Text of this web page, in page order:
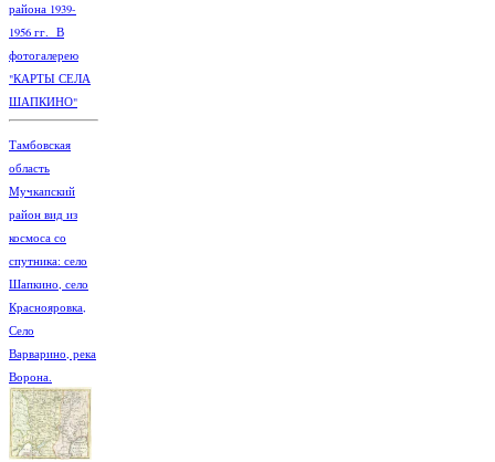
района 1939-
1956 гг. В
фотогалерею
"КАРТЫ СЕЛА
ШАПКИНО"
Тамбовская
область
Мучкапский
район вид из
космоса со
спутника: село
Шапкино, село
Краснояровка,
Село
Варварино, река
Ворона.